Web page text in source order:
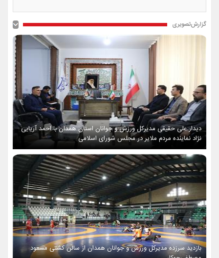
گزارش‌تصویری
دیدار علی حقیقی مدیرکل ورزش و جوانان استان همدان با احمد آریایی
نژاد نماینده مردم ملایر در مجلس شورای اسلامی
بازدید سرزده مدیرکل ورزش و جوانان همدان از سالن کشتی مسعود